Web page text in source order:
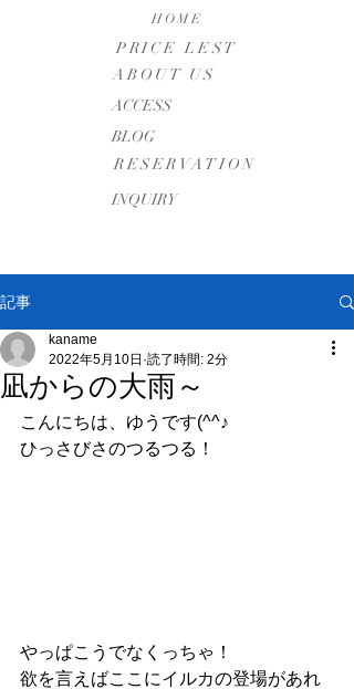
HOME
PRICE LEST
ABOUT US
​ACCESS
BLOG
RESERVATION
INQUIRY
記事
凪からの大雨～
kaname
2022年5月10日 読了時間: 2分
こんにちは、ゆうです(^^♪
ひっさびさのつるつる！
やっぱこうでなくっちゃ！
欲を言えばここにイルカの登場があれ